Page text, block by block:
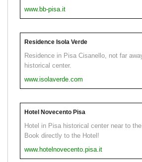
www.bb-pisa.it
Residence Isola Verde
Residence in Pisa Cisanello, not far
historical center.
www.isolaverde.com
Hotel Novecento Pisa
Hotel in Pisa historical center near to
Book directly to the Hotel!
www.hotelnovecento.pisa.it